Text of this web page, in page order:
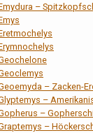
–
– Zacken-
–
–
–